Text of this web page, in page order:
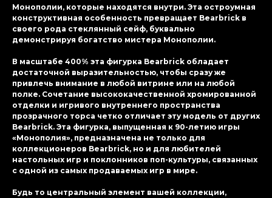
Монополии, которые находятся внутри. Эта остроумная
конструктивная особенность превращает Bearbrick в
своего рода стеклянный сейф, буквально
демонстрируя богатство мистера Монополии.
В масштабе 400% эта фигурка Bearbrick обладает
достаточной выразительностью, чтобы сразу же
привлечь внимание в любой витрине или на любой
полке. Сочетание высококачественной хромированной
отделки и игривого внутреннего пространства
прозрачного торса четко отличает эту модель от других
Bearbrick. Эта фигурка, выпущенная к 90-летию игры
«Монополия», предназначена не только для
коллекционеров Bearbrick, но и для любителей
настольных игр и поклонников поп-культуры, связанных
с одной из самых продаваемых игр в мире.
Будь то центральный элемент вашей коллекции,